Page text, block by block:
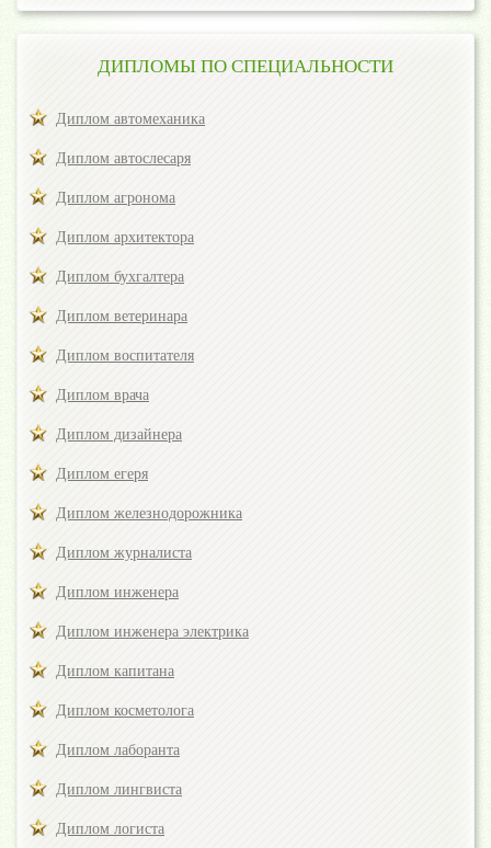
ДИПЛОМЫ ПО СПЕЦИАЛЬНОСТИ
Диплом автомеханика
Диплом автослесаря
Диплом агронома
Диплом архитектора
Диплом бухгалтера
Диплом ветеринара
Диплом воспитателя
Диплом врача
Диплом дизайнера
Диплом егеря
Диплом железнодорожника
Диплом журналиста
Диплом инженера
Диплом инженера электрика
Диплом капитана
Диплом косметолога
Диплом лаборанта
Диплом лингвиста
Диплом логиста